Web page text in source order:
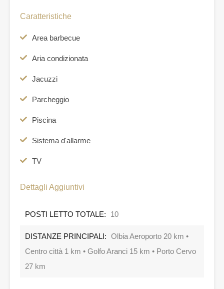
Caratteristiche
Area barbecue
Aria condizionata
Jacuzzi
Parcheggio
Piscina
Sistema d'allarme
TV
Dettagli Aggiuntivi
POSTI LETTO TOTALE: 10
DISTANZE PRINCIPALI: Olbia Aeroporto 20 km •
Centro città 1 km • Golfo Aranci 15 km • Porto Cervo
27 km